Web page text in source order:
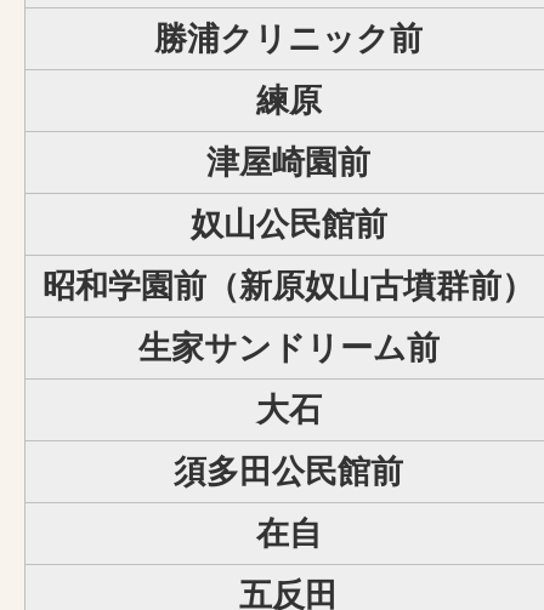
勝浦クリニック前
練原
津屋崎園前
奴山公民館前
昭和学園前（新原奴山古墳群前）
生家サンドリーム前
大石
須多田公民館前
在自
五反田